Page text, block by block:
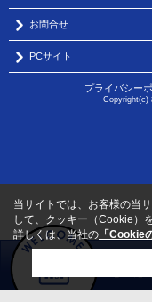
お問合せ
PCサイト
プライバシー
Copyright(c)
当サイトでは、お客様の当
して、クッキー（Cookie）
詳しくは、当社の 「Cookie